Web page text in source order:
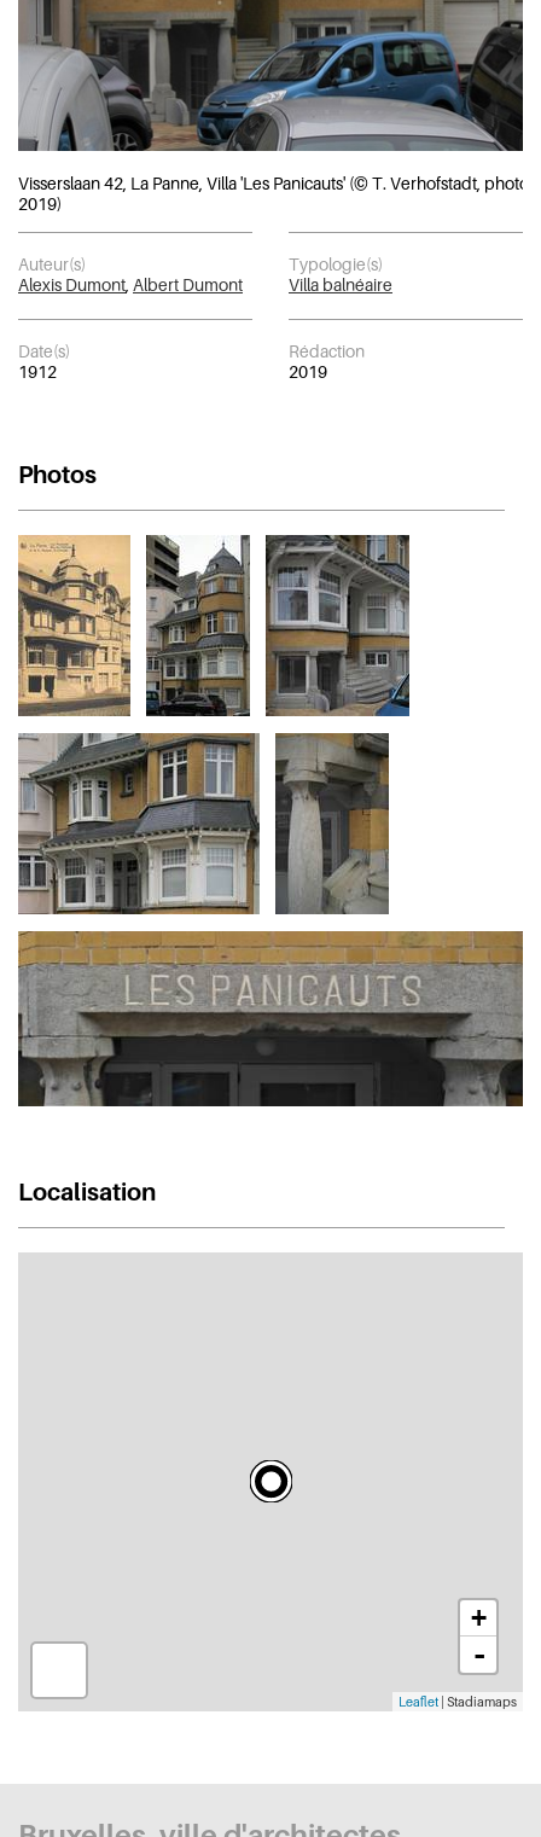
Visserslaan 42, La Panne, Villa 'Les Panicauts' (© T. Verhofstadt, photo
2019)
Auteur(s)
Alexis Dumont Albert Dumont
Typologie(s)
Villa balnéaire
Date(s)
1912
Rédaction
2019
Photos
Localisation
+
-
Leaflet | Stadiamaps